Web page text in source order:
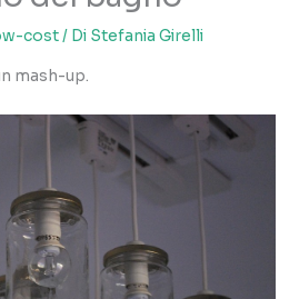
cost/ Di Stefania Girelli
mash-up.